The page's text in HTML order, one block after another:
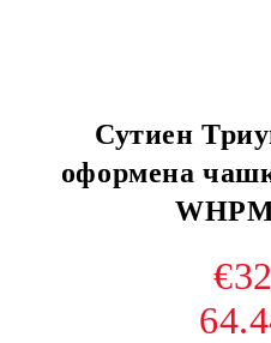
Сутиен
оформена